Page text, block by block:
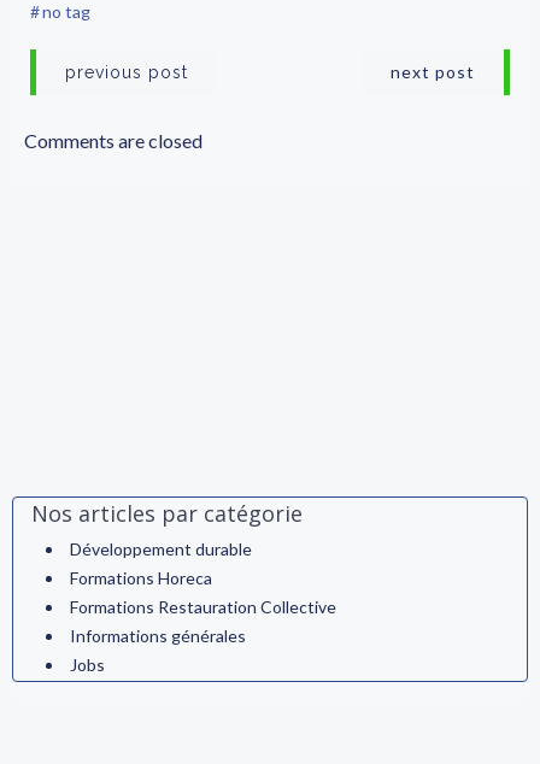
#no tag
Navigation
de
previous post
Navigation
next post
Comments are closed
Nos articles par catégorie
Développement durable
Formations Horeca
Formations Restauration Collective
Informations générales
Jobs